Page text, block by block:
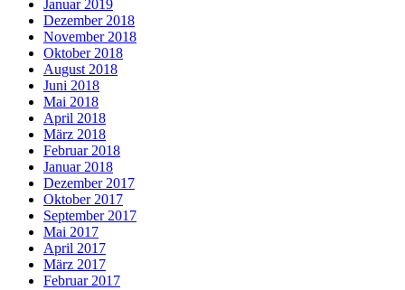
Januar 2019
Dezember 2018
November 2018
Oktober 2018
August 2018
Juni 2018
Mai 2018
April 2018
März 2018
Februar 2018
Januar 2018
Dezember 2017
Oktober 2017
September 2017
Mai 2017
April 2017
März 2017
Februar 2017